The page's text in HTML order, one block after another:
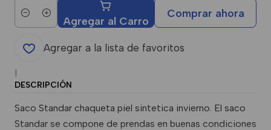
Cantidad Agregar al Carro
Comprar ahora
Agregar a la lista de favoritos
DESCRIPCIÓN
Saco Standar chaqueta piel sintetica invierno. El saco
Standar se compone de prendas en buenas condiciones